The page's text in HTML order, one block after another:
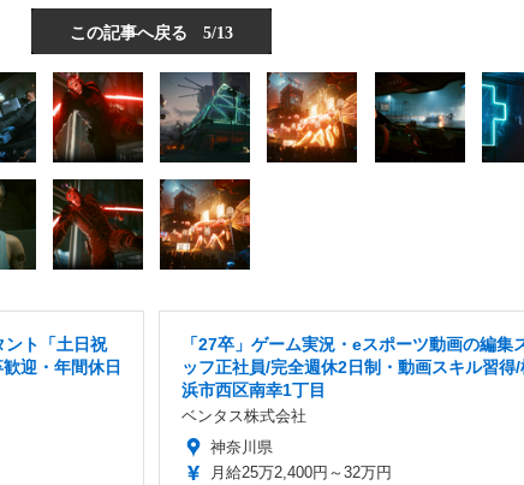
この記事へ戻る 5/13
ント「土日祝
迎・年間休日
「27卒」ゲーム実況・eスポーツ動画の編集
ッフ正社員/完全週休2日制・動画スキル習得/
浜市西区南幸1丁目
ベンタス株式会社
神奈川県
月給25万2,400円～32万円